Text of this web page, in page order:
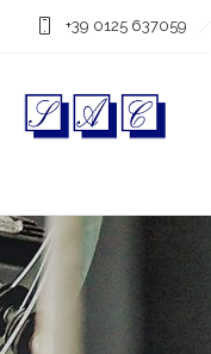
+39 0125 637059